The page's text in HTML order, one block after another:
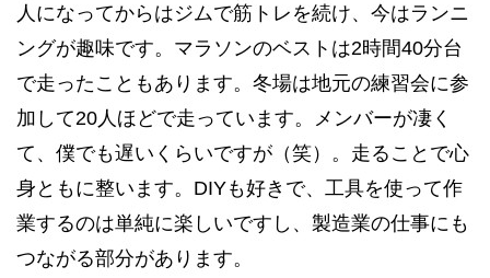
人になってからはジムで筋トレを続け、今はランニ
ングが趣味です。マラソンのベストは2時間40分台
で走ったこともあります。冬場は地元の練習会に参
加して20人ほどで走っています。メンバーが凄く
て、僕でも遅いくらいですが（笑）。走ることで心
身ともに整います。DIYも好きで、工具を使って作
業するのは単純に楽しいですし、製造業の仕事にも
つながる部分があります。